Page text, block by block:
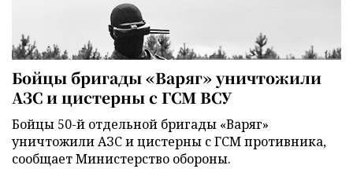
Бойцы бригады «Варяг» уничтожили
АЗС и цистерны с ГСМ ВСУ
Бойцы 50-й отдельной бригады «Варяг»
уничтожили АЗС и цистерны с ГСМ противника,
сообщает Министерство обороны.